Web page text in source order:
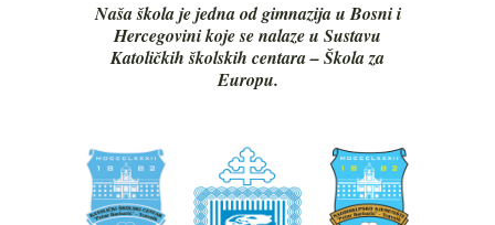
Naša škola je jedna od gimnazija u Bosni i
Hercegovini koje se nalaze u Sustavu
Katoličkih školskih centara – Škola za
Europu.